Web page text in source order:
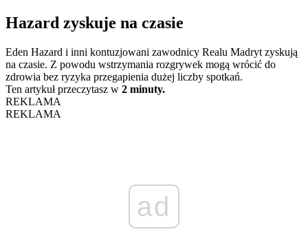
Hazard zyskuje na czasie
Eden Hazard i inni kontuzjowani zawodnicy Realu Madryt zyskują
na czasie. Z powodu wstrzymania rozgrywek mogą wrócić do
zdrowia bez ryzyka przegapienia dużej liczby spotkań.
Ten artykuł przeczytasz w 2 minuty.
REKLAMA
REKLAMA
ad